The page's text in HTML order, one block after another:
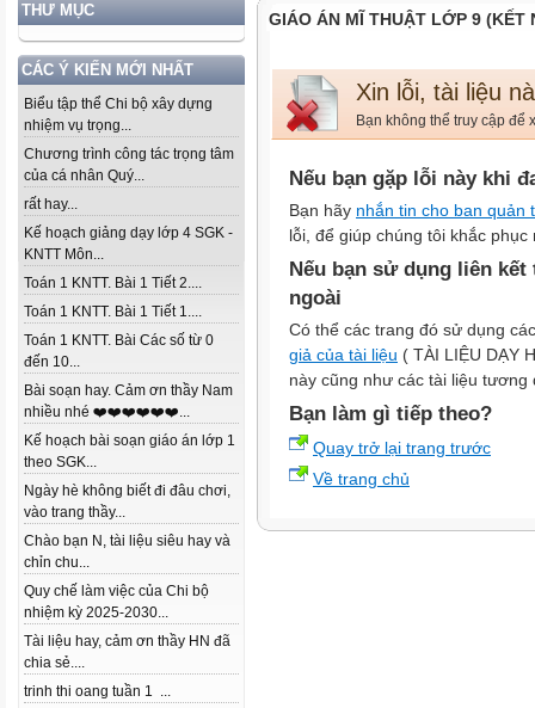
THƯ MỤC
CÁC Ý KIẾN MỚI NHẤT
Biểu tập thể Chi bộ xây dựng
nhiệm vụ trọng...
Chương trình công tác trọng tâm
của cá nhân Quý...
rất hay...
Kế hoạch giảng dạy lớp 4 SGK -
KNTT Môn...
Toán 1 KNTT. Bài 1 Tiết 2....
Toán 1 KNTT. Bài 1 Tiết 1....
Toán 1 KNTT. Bài Các số từ 0
đến 10...
Bài soạn hay. Cảm ơn thầy Nam
nhiều nhé ❤️❤️❤️❤️❤️❤️...
Kế hoạch bài soạn giáo án lớp 1
theo SGK...
Ngày hè không biết đi đâu chơi,
vào trang thầy...
Chào bạn N, tài liệu siêu hay và
chỉn chu...
Quy chế làm việc của Chi bộ
nhiệm kỳ 2025-2030...
Tài liệu hay, cảm ơn thầy HN đã
chia sẻ....
trinh thi oang tuần 1 ...
GIÁO ÁN MĨ THUẬT LỚP 9 (KẾT
Xin lỗi, tài liệu
Bạn không thể truy cập để
Nếu bạn gặp lỗi này khi
Bạn hãy nhắn tin cho ban quản
lỗi, để giúp chúng tôi khắc phục
Nếu bạn sử dụng liên
ngoài
Có thể các trang đó sử dụng
giả của tài liệu ( TÀI LIỆU DẠY
này cũng như các tài liệu tương
Bạn làm gì tiếp theo?
Quay trở lại trang trước
Về trang chủ